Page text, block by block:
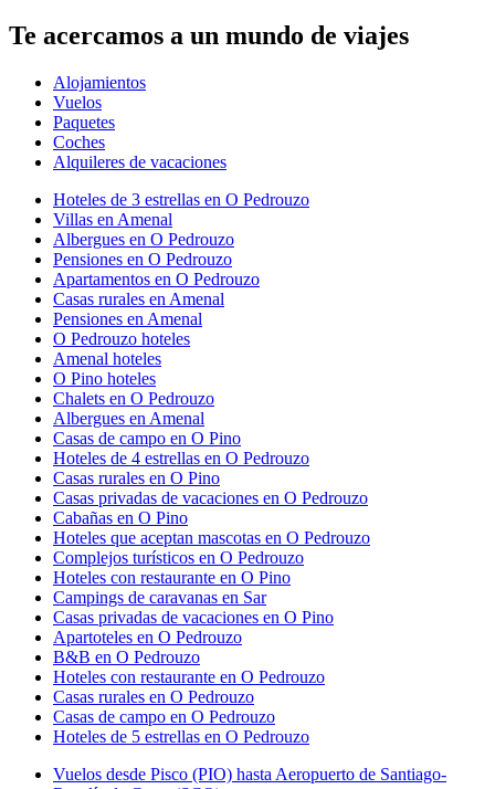
Te acercamos a un mundo de viajes
Alojamientos
Vuelos
Paquetes
Coches
Alquileres de vacaciones
Hoteles de 3 estrellas en O Pedrouzo
Villas en Amenal
Albergues en O Pedrouzo
Pensiones en O Pedrouzo
Apartamentos en O Pedrouzo
Casas rurales en Amenal
Pensiones en Amenal
O Pedrouzo hoteles
Amenal hoteles
O Pino hoteles
Chalets en O Pedrouzo
Albergues en Amenal
Casas de campo en O Pino
Hoteles de 4 estrellas en O Pedrouzo
Casas rurales en O Pino
Casas privadas de vacaciones en O Pedrouzo
Cabañas en O Pino
Hoteles que aceptan mascotas en O Pedrouzo
Complejos turísticos en O Pedrouzo
Hoteles con restaurante en O Pino
Campings de caravanas en Sar
Casas privadas de vacaciones en O Pino
Apartoteles en O Pedrouzo
B&B en O Pedrouzo
Hoteles con restaurante en O Pedrouzo
Casas rurales en O Pedrouzo
Casas de campo en O Pedrouzo
Hoteles de 5 estrellas en O Pedrouzo
Vuelos desde Pisco (PIO) hasta Aeropuerto de Santiago-